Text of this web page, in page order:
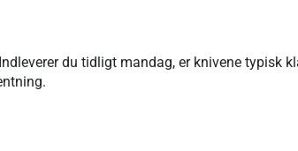
du tidligt mandag, er knivene typisk